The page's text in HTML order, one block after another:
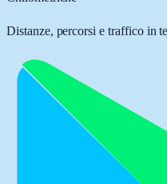
Distanze, percorsi e traffico in